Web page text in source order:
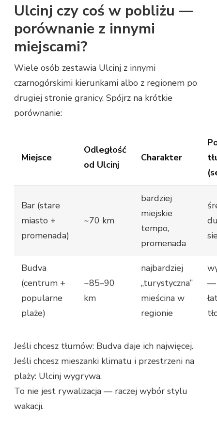
Ulcinj czy coś w pobliżu —
porównanie z innymi
miejscami?
Wiele osób zestawia Ulcinj z innymi
czarnogórskimi kierunkami albo z regionem po
drugiej stronie granicy. Spójrz na krótkie
porównanie:
Miejsce
Odległość
od Ulcinj
Charakter
Bar (stare
miasto +
promenada)
~70 km
bardziej
miejskie
tempo,
promenada
Budva
(centrum +
popularne
plaże)
~85–90
km
najbardziej
„turystyczna”
mieścina w
regionie
—
Jeśli chcesz tłumów: Budva daje ich najwięcej.
Jeśli chcesz mieszanki klimatu i przestrzeni na
plaży: Ulcinj wygrywa.
To nie jest rywalizacja — raczej wybór stylu
wakacji.